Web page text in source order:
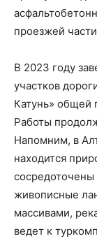
проезжей
В 2023 году
участков
Катунь» общей
Работы
Напомним, в
находится
живописные
массивами,
ведет к